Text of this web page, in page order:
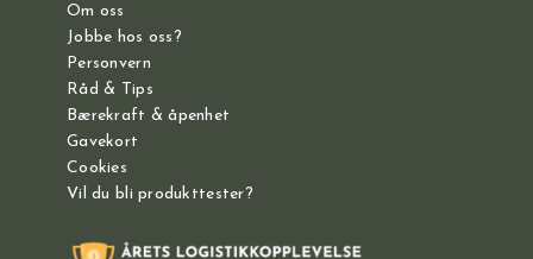
Om oss
Jobbe hos oss?
Personvern
Råd & Tips
Bærekraft & åpenhet
Gavekort
Cookies
Vil du bli produkttester?